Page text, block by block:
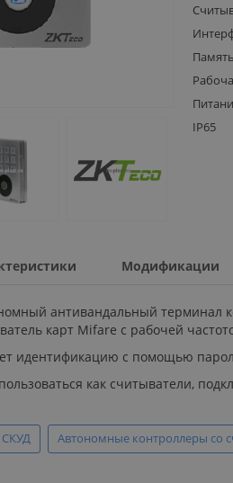
IP65
Модификации
антивандальный
карт Mifare с рабочей
идентификацию с помощью
как считыватели,
Автономные контроллеры со